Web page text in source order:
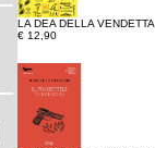
LA DEA DELLA VENDETTA
€ 12,90